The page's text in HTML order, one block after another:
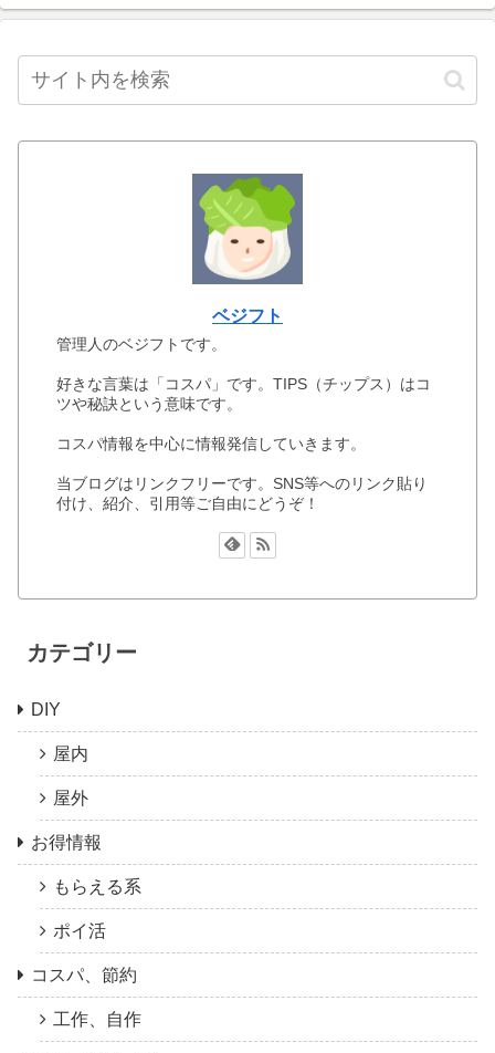
ベジフト
管理人のベジフトです。
好きな言葉は「コスパ」です。TIPS（チップス）はコ
ツや秘訣という意味です。
コスパ情報を中心に情報発信していきます。
当ブログはリンクフリーです。SNS等へのリンク貼り
付け、紹介、引用等ご自由にどうぞ！
カテゴリー
DIY
屋内
屋外
お得情報
もらえる系
ポイ活
コスパ、節約
工作、自作